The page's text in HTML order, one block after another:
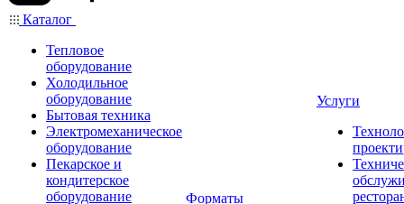
Каталог
Тепловое
оборудование
Холодильное
оборудование
Бытовая техника
Электромеханическое
оборудование
Пекарское и
кондитерское
оборудование
Форматы
Услуги